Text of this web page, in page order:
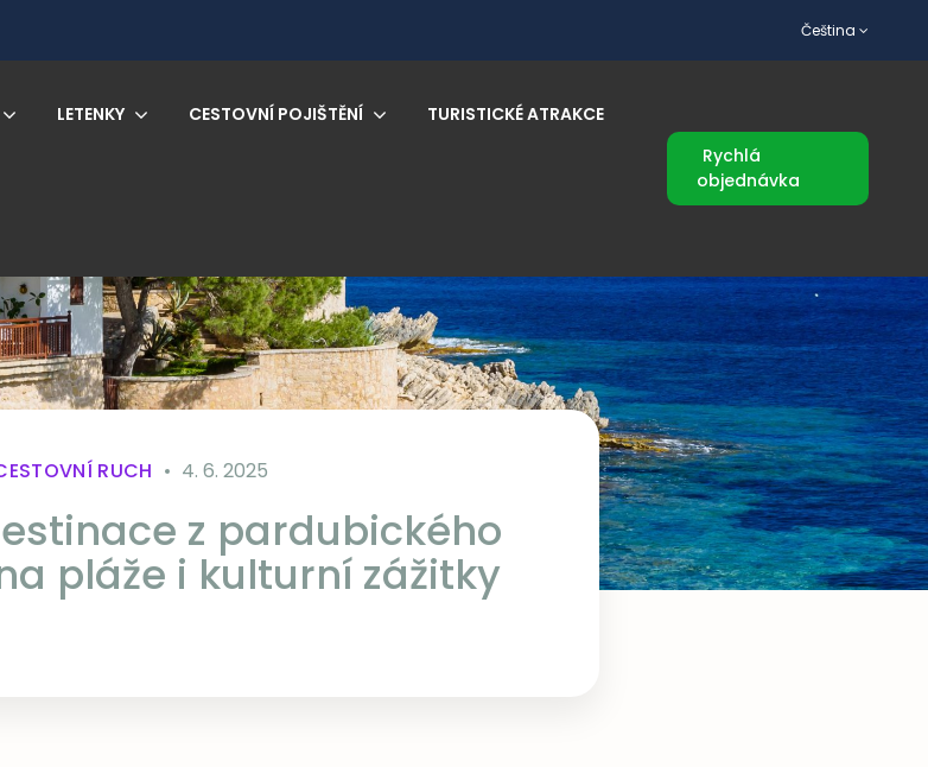
Čeština
LETENKY CESTOVNÍ POJIŠTĚNÍ TURISTICKÉ ATRAKCE
Rychlá
objednávka
RUCH 4. 6. 2025
z pardubického
pláže i kulturní zážitky